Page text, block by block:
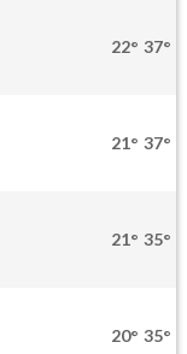
22° 37°
21° 37°
21° 35°
20° 35°